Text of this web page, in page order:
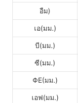
อืม)
เอ(มม.)
บี(มม.)
ซี(มม.)
ΦE(มม.)
เอฟ(มม.)